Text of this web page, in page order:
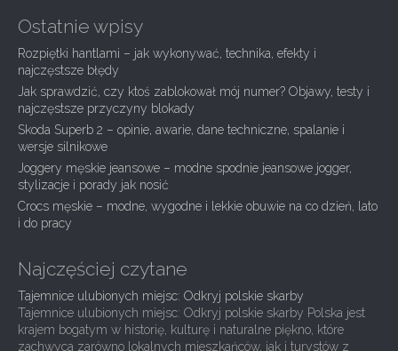
n
a
v
i
g
a
t
i
o
Ostatnie wpisy
Rozpiętki hantlami – jak wykonywać, technika, efekty i
najczęstsze błędy
Jak sprawdzić, czy ktoś zablokował mój numer? Objawy, testy i
najczęstsze przyczyny blokady
Skoda Superb 2 – opinie, awarie, dane techniczne, spalanie i
wersje silnikowe
Joggery męskie jeansowe – modne spodnie jeansowe jogger,
stylizacje i porady jak nosić
Crocs męskie – modne, wygodne i lekkie obuwie na co dzień, lato
i do pracy
Najczęściej czytane
Tajemnice ulubionych miejsc: Odkryj polskie skarby
Tajemnice ulubionych miejsc: Odkryj polskie skarby Polska jest
krajem bogatym w historię, kulturę i naturalne piękno, które
zachwyca zarówno lokalnych mieszkańców, jak i turystów z